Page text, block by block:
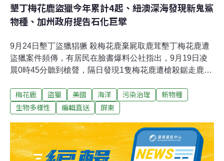
墾丁梅花鹿盜獵今年累計4起、紐澳深海發現新鬼鯊
物種、加州政府提告石化巨擘
9月24日墾丁盜獵猖獗 殺梅花鹿棄屍取鹿茸墾丁梅花鹿遭
盜獵案件頻傳，有居民在臉書爆料公社指出，9月19日凌
晨0時45分聽到槍聲，隔日發現1隻梅花鹿遭槍殺鋸走鹿
臭。墾丁國家公園管理處及保七總隊第8分隊指出，今
（2024）年已查獲4起盜獵梅花鹿案件，已調閱監視畫面
案」 11人全驗出托福松台東金峰鄉小米粽中毒案釀3死，
一共12人就醫，有2人仍在住院。日前因死者家中搗米臼
殘留小米粉驗出超高濃度「托福松」，不排除人為因素。
梅花鹿 盜獵 美國 海洋 污染治理
新物種
生物多樣性
編輯直送 屏東